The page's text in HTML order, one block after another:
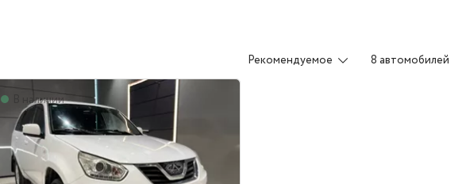
Рекомендуемое 8 автомобилей
В наличии